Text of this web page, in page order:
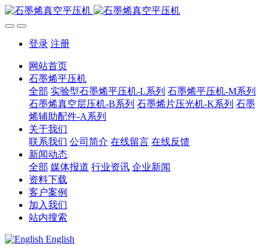
登录 注册
网站首页
石墨烯平压机
全部 实验型石墨烯平压机-L系列 石墨烯平压机-M系列
石墨烯真空层压机-B系列 石墨烯片压光机-K系列 石墨
烯辅助配件-A系列
关于我们
联系我们 公司简介 在线留言 在线反馈
新闻动态
全部 媒体报道 行业资讯 企业新闻
资料下载
客户案例
加入我们
站内搜索
English